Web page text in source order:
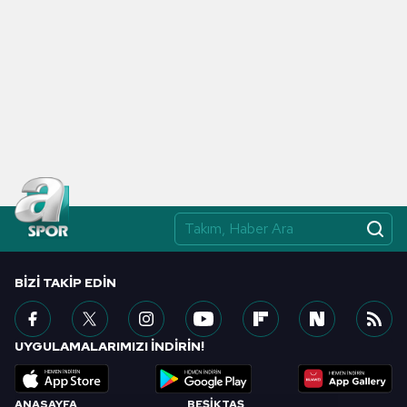
ANASAYFA BEŞİKTAŞ
BIZI TAKIP EDIN
UYGULAMALARIMIZI İNDİRİN!